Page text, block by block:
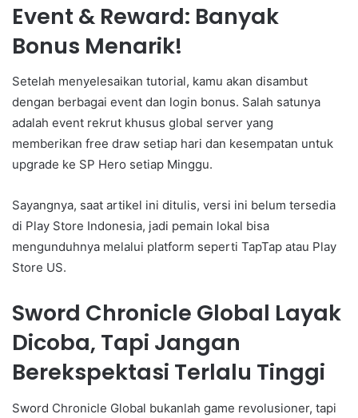
Event & Reward: Banyak
Bonus Menarik!
Setelah menyelesaikan tutorial, kamu akan disambut
dengan berbagai event dan login bonus. Salah satunya
adalah event rekrut khusus global server yang
memberikan free draw setiap hari dan kesempatan untuk
upgrade ke SP Hero setiap Minggu.
Sayangnya, saat artikel ini ditulis, versi ini belum tersedia
di Play Store Indonesia, jadi pemain lokal bisa
mengunduhnya melalui platform seperti TapTap atau Play
Store US.
Sword Chronicle Global Layak
Dicoba, Tapi Jangan
Berekspektasi Terlalu Tinggi
Sword Chronicle Global bukanlah game revolusioner, tapi